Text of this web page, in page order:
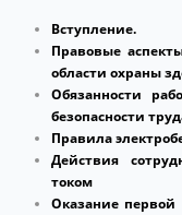
Вступление.
Правовые
области охраны
Обязанности
безопасности
Правила
Действия
током
Оказание